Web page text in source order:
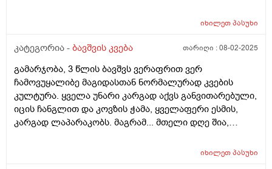
იხილეთპასუხი
კატეგორია - ბავშვის კვება თარიღი :08-02-2025
გამარჯობა, 3 წლის ბავშვს ვერაფრით ვერ
ჩამოვუყალიბე მაგიდასთან ნორმალურად კვების
კულტურა. ყველა უნარი კარგად აქვს განვითარებული,
იცის ჩანგლით და კოვზის ჭამა, ყველაფერი ესმის,
კარგად ლაპარაკობს. მაგრამ... მთელი დღე შია,
გავაგებინე ის, თუ რა უნდა ჭამოს, რომ დანაყრდეს და
იხილეთპასუხი